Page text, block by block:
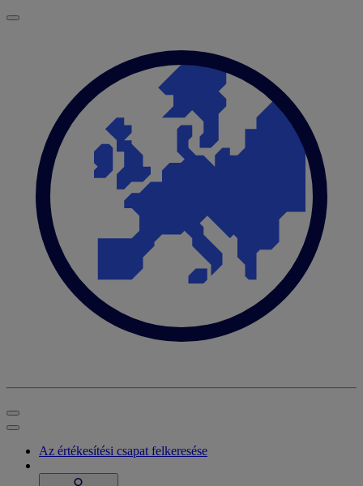
Az értékesítési csapat felkeresése